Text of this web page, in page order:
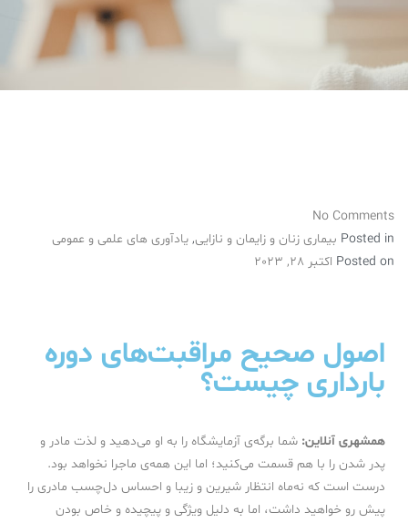
No Comments
Posted in بیماری زنان و زایمان و نازایی, یادآوری های علمی و عمومی
Posted on اکتبر 28, 2023
اصول صحیح مراقبت‌های دوره‌
بارداری چیست؟
همشهری آنلاین: شما برگه‌ی آزمایشگاه را به او می‌دهید و لذت مادر و
پدر شدن را با هم قسمت می‌کنید؛ اما این همه‌ی ماجرا نخواهد بود.
درست است که نه‌ماه انتظار شیرین و زیبا و احساس دل‌چسب مادری را
پیش رو خواهید داشت، اما به دلیل ویژگی و پیچیده و خاص بودن